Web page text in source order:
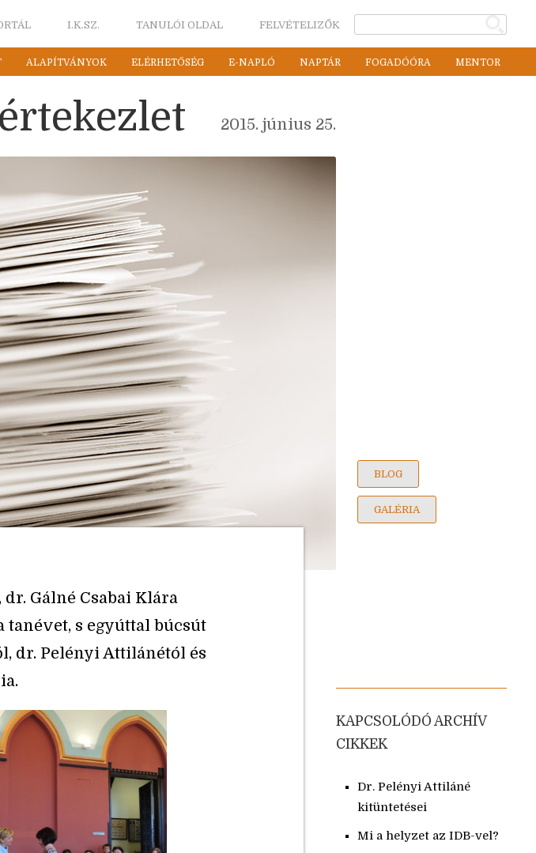
I.K.SZ. TANULÓI OLDAL FELVÉTELIZŐK
ALAPÍTVÁNYOK ELÉRHETŐSÉG E-NAPLÓ NAPTÁR FOGADÓÓRA MENTOR
2015. június 25.
BLOG
GALÉRIA
Gálné Csabai Klára
s egyúttal búcsút
dr. Pelényi Attilánétól és
KAPCSOLÓDÓ ARCHÍV
CIKKEK
Dr. Pelényi Attiláné
kitüntetései
Mi a helyzet az IDB-vel?